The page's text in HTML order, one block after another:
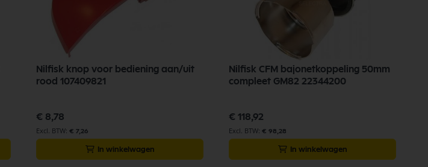
Nilfisk knop voor bediening aan/uit
rood 107409821
€ 8,78
€ 7,26
In winkelwagen
Nilfisk CFM bajonetkoppeling 50mm
compleet GM82 22344200
€ 118,92
€ 98,28
In winkelwagen